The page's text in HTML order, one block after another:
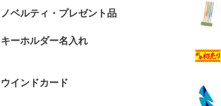
ノベルティ・プレゼント品
キーホルダー名入れ
ウインドカード